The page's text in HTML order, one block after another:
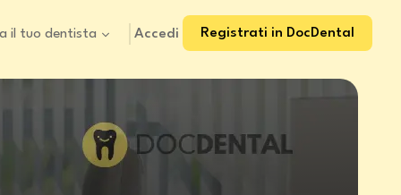
il tuo dentista Accedi Registrati in DocDental